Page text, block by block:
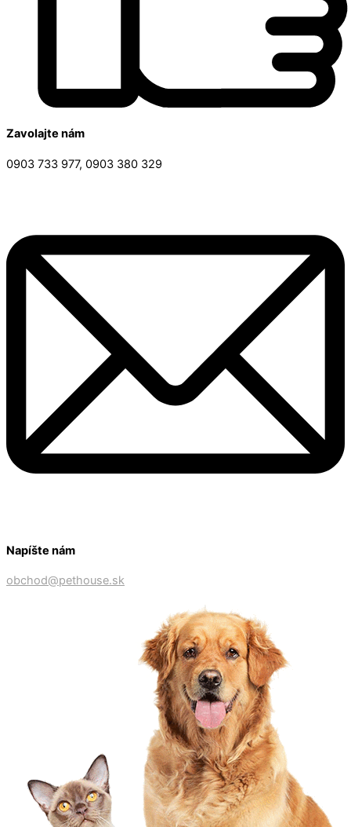
Zavolajte nám
0903 733 977, 0903 380 329
Napíšte nám
obchod@pethouse.sk